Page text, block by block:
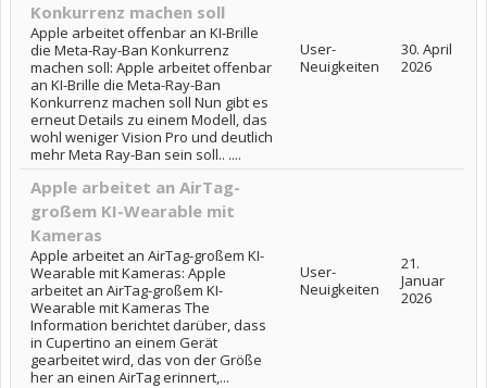
Konkurrenz machen soll
Apple arbeitet offenbar an KI-Brille
die Meta-Ray-Ban Konkurrenz
machen soll: Apple arbeitet offenbar
an KI-Brille die Meta-Ray-Ban
Konkurrenz machen soll Nun gibt es
erneut Details zu einem Modell, das
wohl weniger Vision Pro und deutlich
mehr Meta Ray-Ban sein soll.. ....
User-
Neuigkeiten
30. April
2026
Apple arbeitet an AirTag-
großem KI-Wearable mit
Kameras
Apple arbeitet an AirTag-großem KI-
Wearable mit Kameras: Apple
arbeitet an AirTag-großem KI-
Wearable mit Kameras The
Information berichtet darüber, dass
in Cupertino an einem Gerät
gearbeitet wird, das von der Größe
her an einen AirTag erinnert,...
User-
Neuigkeiten
21.
Januar
2026